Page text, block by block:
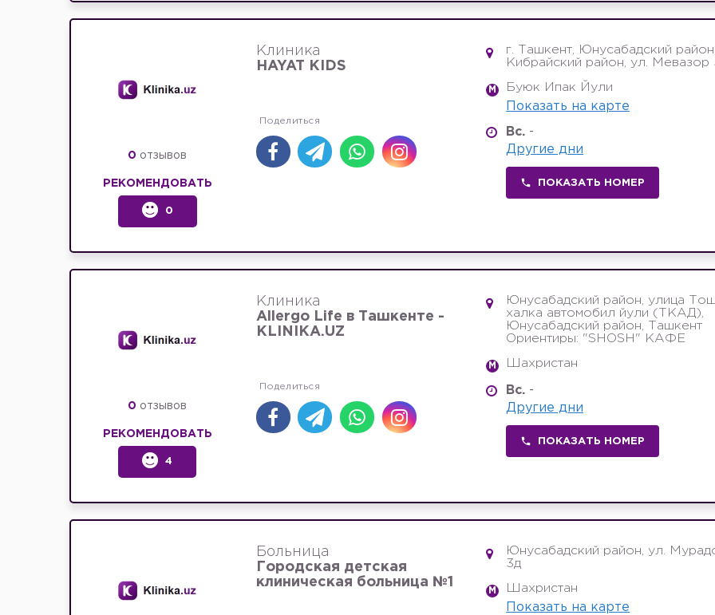
0 отзывов
РЕКОМЕНДОВАТЬ
0
Клиника
HAYAT KIDS
г. Ташкент, Юнусабадский
Кибрайский район, ул. Мевазор
M
Буюк Ипак Йули
Показать на карте
Вс. -
Другие дни
ПОКАЗАТЬ НОМЕР
0 отзывов
РЕКОМЕНДОВАТЬ
4
Клиника
Allergo Life в Ташкенте -
KLINIKA.UZ
Юнусабадский район, улица
халка автомобил йули (ТКАД),
Юнусабадский район, Ташкент
Ориентиры: "SHOSH" КАФЕ
M Шахристан
Вс. -
Другие дни
ПОКАЗАТЬ НОМЕР
Больница
Городская детская
клиническая больница №1
Юнусабадский район, ул.
3д
M
Шахристан
Показать на карте